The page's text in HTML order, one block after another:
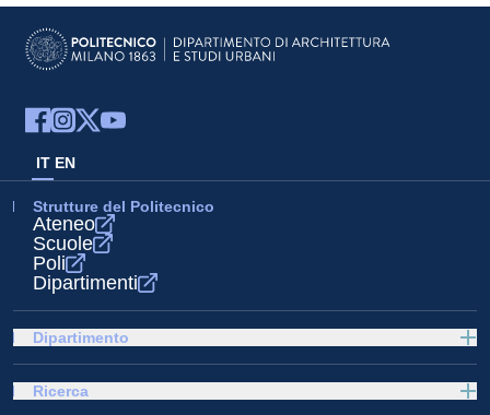
IT EN
Strutture del Politecnico
Ateneo
Scuole
Poli
Dipartimenti
Dipartimento
Ricerca